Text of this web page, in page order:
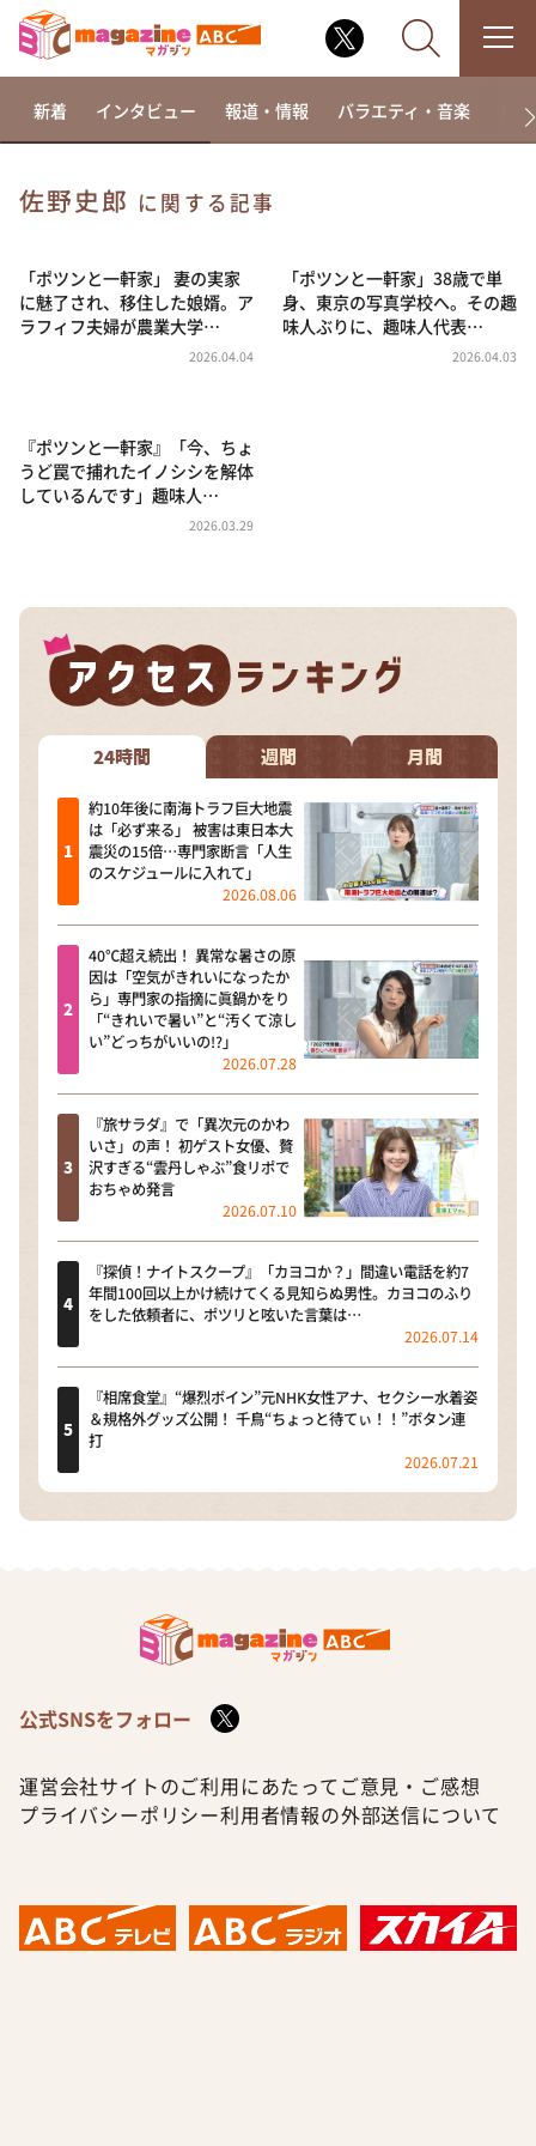
相席食堂
これ余談なんですけど・・・
～人生密着トークバラエティ！～ やすとものいたっ
news おかえり
河合＆A.B.C-Z塚田×福井アナ「なんでやねん！？」
（news おかえり）
教えて！ニュースライブ 正義のミカタ
ＬＩＦＥ～夢のカタチ～
新婚さんいらっしゃい！
ポツンと一軒家
ザキ山小屋本館
ぺこぱのまるスポ
新着 インタビュー 報道・情報 バラエティ・音楽 ド
佐野史郎 に関する記事
「ポツンと一軒家」 妻の実家
に魅了され、移住した娘婿。ア
ラフィフ夫婦が農業大学…
2026.04.04
「ポツンと一軒家」38歳で単
身、東京の写真学校へ。その趣
味人ぶりに、趣味人代表…
2026.04.03
『ポツンと一軒家』「今、ちょ
うど罠で捕れたイノシシを解体
しているんです」趣味人…
2026.03.29
24時間 週間 月間
約10年後に南海トラフ巨大地震
は「必ず来る」 被害は東日本大
震災の15倍…専門家断言「人生
のスケジュールに入れて」
2026.08.06
40℃超え続出！ 異常な暑さの原
因は「空気がきれいになったか
ら」専門家の指摘に眞鍋かをり
「“きれいで暑い”と“汚くて涼し
い”どっちがいいの!?」
2026.07.28
『旅サラダ』で「異次元のかわ
いさ」の声！ 初ゲスト女優、贅
沢すぎる“雲丹しゃぶ”食リポで
おちゃめ発言
2026.07.10
『探偵！ナイトスクープ』「カヨコか？」間違い電話を約7
年間100回以上かけ続けてくる見知らぬ男性。カヨコのふり
をした依頼者に、ポツリと呟いた言葉は…
2026.07.14
『相席食堂』“爆烈ボイン”元NHK女性アナ、セクシー水着姿
＆規格外グッズ公開！ 千鳥“ちょっと待てぃ！！”ボタン連
打
2026.07.21
公式SNSをフォロー
運営会社サイトのご利用にあたって ご意見・ご感想
プライバシーポリシー利用者情報の外部送信について